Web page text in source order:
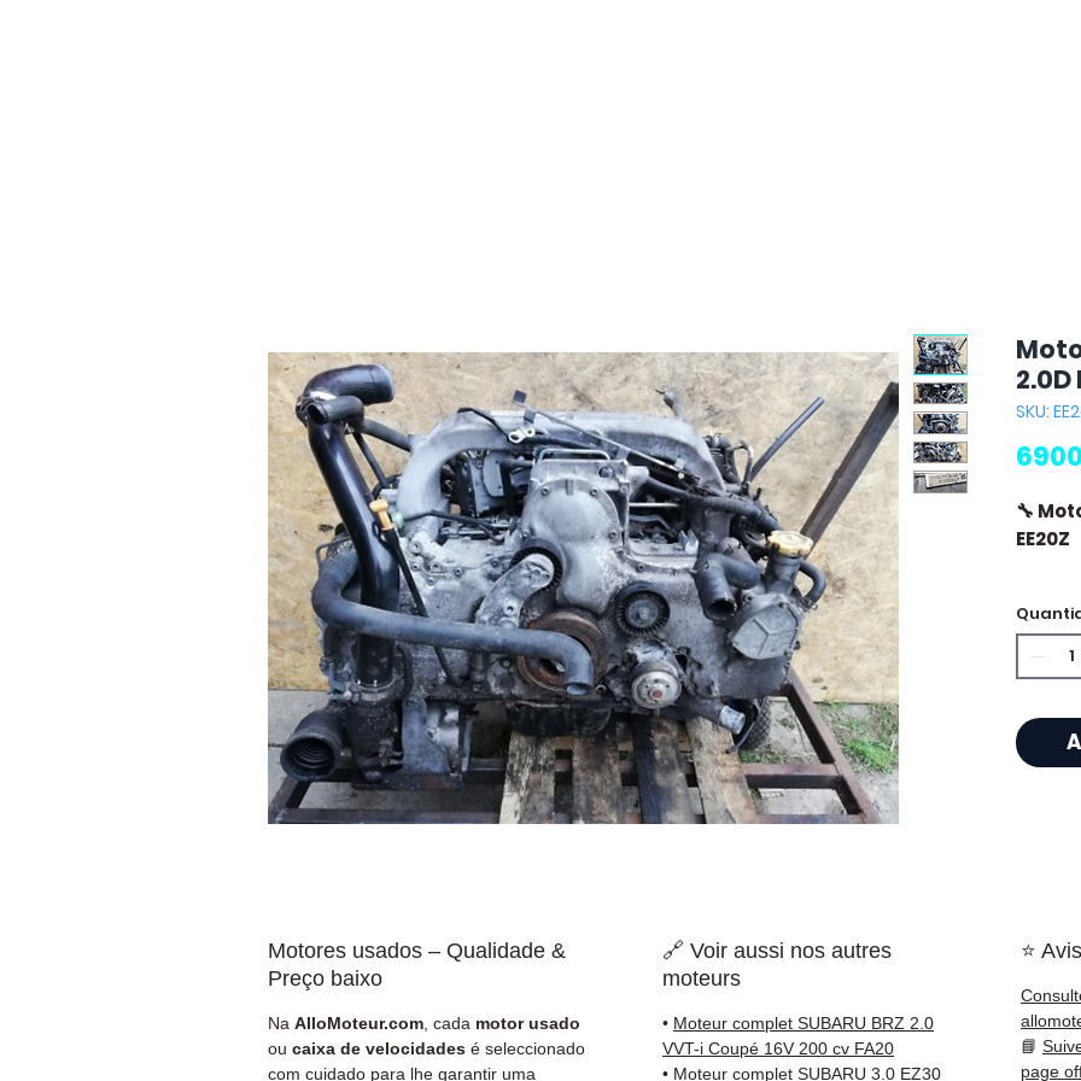
2.0D
SKU:
🔧
EE20Z
⭐
?
🇫🇷 e
✅
Motores usados – Qualidade &
Preço baixo
Na AlloMoteur.com , cada motor usado
ou caixa de velocidades é seleccionado
com cuidado para lhe garantir uma
🔗 Voir aussi nos autres
moteurs
• Moteur complet SUBARU BRZ 2.0
VVT-i Coupé 16V 200 cv FA20
• Moteur complet SUBARU 3.0 EZ30
⭐
📘
page